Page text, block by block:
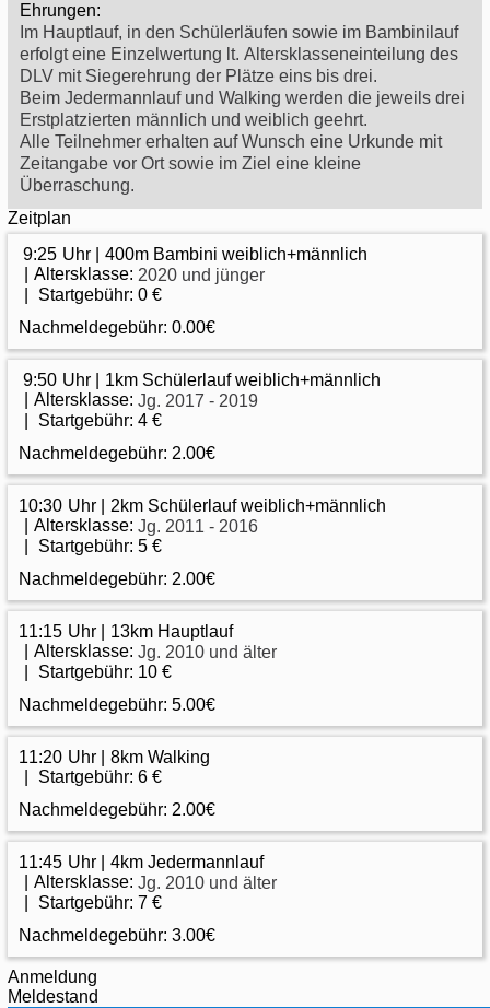
Ehrungen:
Im Hauptlauf, in den Schülerläufen sowie im Bambinilauf
erfolgt eine Einzelwertung lt. Altersklasseneinteilung des
DLV mit Siegerehrung der Plätze eins bis drei.
Beim Jedermannlauf und Walking werden die jeweils drei
Erstplatzierten männlich und weiblich geehrt.
Alle Teilnehmer erhalten auf Wunsch eine Urkunde mit
Zeitangabe vor Ort sowie im Ziel eine kleine
Überraschung.
Zeitplan
9:25
400m Bambini weiblich+männlich
Altersklasse: 2020 und jünger
Startgebühr: 0 €
Nachmeldegebühr: 0.00€
9:50
1km Schülerlauf weiblich+männlich
Altersklasse: Jg. 2017 - 2019
Startgebühr: 4 €
Nachmeldegebühr: 2.00€
10:30
2km Schülerlauf weiblich+männlich
Altersklasse: Jg. 2011 - 2016
Startgebühr: 5 €
Nachmeldegebühr: 2.00€
11:15
13km Hauptlauf
Altersklasse: Jg. 2010 und älter
Startgebühr: 10 €
Nachmeldegebühr: 5.00€
11:20
8km Walking
Startgebühr: 6 €
Nachmeldegebühr: 2.00€
11:45
4km Jedermannlauf
Altersklasse: Jg. 2010 und älter
Startgebühr: 7 €
Nachmeldegebühr: 3.00€
Anmeldung
Meldestand